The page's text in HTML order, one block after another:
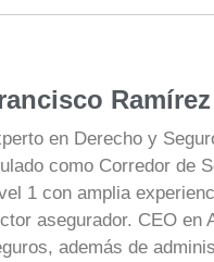
Ramírez
en Derecho y
como Corredor de
1 con amplia
asegurador. CEO en
además de